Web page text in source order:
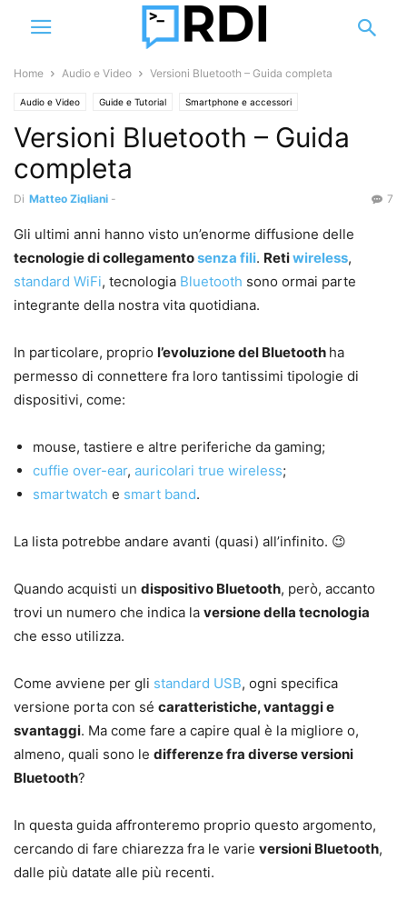
Home Audio e Video Versioni Bluetooth – Guida completa
Audio e Video Guide e Tutorial Smartphone e accessori
Versioni Bluetooth – Guida
completa
Di Matteo Zigliani - 7
Gli ultimi anni hanno visto un’enorme diffusione delle
tecnologie di collegamentosenza fili. Retiwireless,
standard WiFi, tecnologia Bluetooth sono ormai parte
integrante della nostra vita quotidiana.
In particolare, proprio l’evoluzione del Bluetooth ha
permesso di connettere fra loro tantissimi tipologie di
dispositivi, come:
mouse, tastiere e altre periferiche da gaming;
cuffie over-ear, auricolari true wireless;
smartwatch e smart band.
La lista potrebbe andare avanti (quasi) all’infinito. 😉
Quando acquisti un dispositivo Bluetooth, però, accanto
trovi un numero che indica la versione della tecnologia
che esso utilizza.
Come avviene per gli standard USB, ogni specifica
versione porta con sé caratteristiche, vantaggi e
svantaggi. Ma come fare a capire qual è la migliore o,
almeno, quali sono le differenze fra diverse versioni
Bluetooth?
In questa guida affronteremo proprio questo argomento,
cercando di fare chiarezza fra le varie versioni Bluetooth,
dalle più datate alle più recenti.